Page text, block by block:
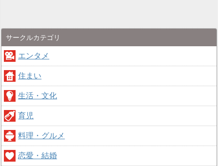
サークルカテゴリ
エンタメ
住まい
生活・文化
育児
料理・グルメ
恋愛・結婚